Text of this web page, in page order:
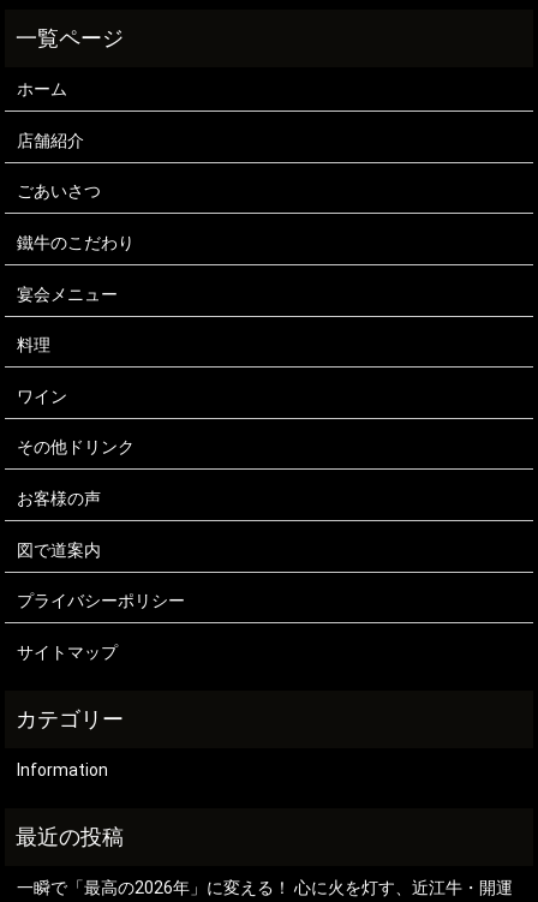
ホーム
店舗紹介
ごあいさつ
鐵牛のこだわり
宴会メニュー
料理
ワイン
その他ドリンク
お客様の声
図で道案内
プライバシーポリシー
サイトマップ
Information
一瞬で「最高の2026年」に変える！ 心に火を灯す、近江牛・開運